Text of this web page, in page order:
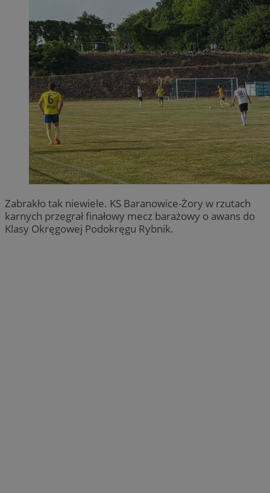
Zabrakło tak niewiele. KS Baranowice-Żory w rzutach
karnych przegrał finałowy mecz barażowy o awans do
Klasy Okręgowej Podokręgu Rybnik.